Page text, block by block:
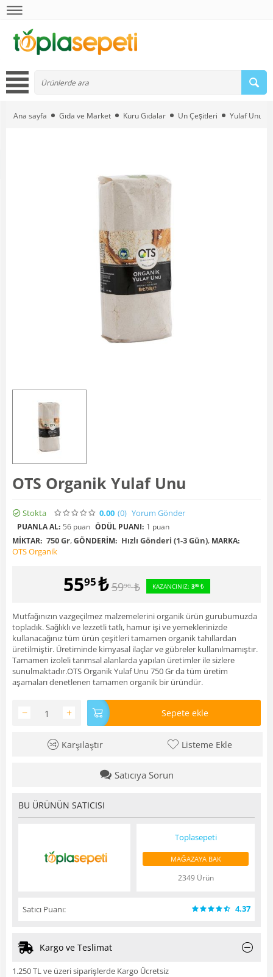
Ana sayfa Gıda ve Market Kuru Gıdalar Un Çeşitleri Yulaf Unu
OTS Organik Yulaf Unu
Stokta 0.00 (0) Yorum Gönder
PUANLA AL: 56 puan ÖDÜL PUANI: 1 puan
MIKTAR: 750 Gr,GÖNDERIM: Hızlı Gönderi (1-3 Gün), MARKA:
OTS Organik
5595₺ 5990 ₺ KAZANCINIZ: 395₺
Mutfağınızın vazgeçilmez malzemelerini organik ürün gurubumuzda
topladık. Sağlıklı ve lezzetli tatlı, hamur işi ve yemeklerinizde
kullanacağınız tüm ürün çeşitleri tamamen organik tahıllardan
üretilmiştir. Üretiminde kimyasal ilaçlar ve gübreler kullanılmamıştır.
Tamamen izoleli tarımsal alanlarda yapılan üretimler ile sizlere
sunulmaktadır.OTS Organik Yulaf Unu 750 Gr da tüm üretim
aşamaları denetlenen tamamen organik bir üründür.
+
− Sepete ekle
Karşılaştır Listeme Ekle
Satıcıya Sorun
BU ÜRÜNÜN SATICISI
Toplasepeti
MAĞAZAYA BAK
2349 Ürün
Satıcı Puanı: 4.37
Kargo ve Teslimat
1.250 TL ve üzeri siparişlerde Kargo Ücretsiz